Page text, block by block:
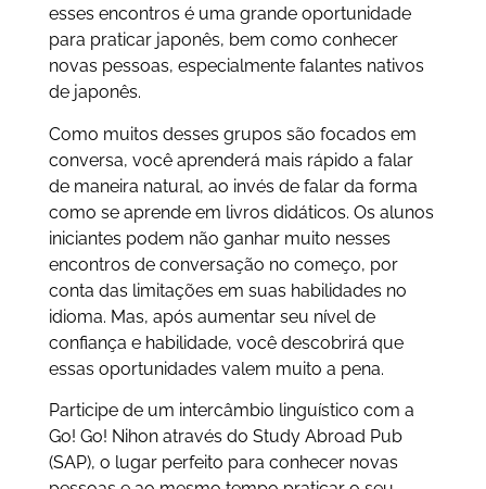
esses encontros é uma grande oportunidade
para praticar japonês, bem como conhecer
novas pessoas, especialmente falantes nativos
de japonês.
Como muitos desses grupos são focados em
conversa, você aprenderá mais rápido a falar
de maneira natural, ao invés de falar da forma
como se aprende em livros didáticos. Os alunos
iniciantes podem não ganhar muito nesses
encontros de conversação no começo, por
conta das limitações em suas habilidades no
idioma. Mas, após aumentar seu nível de
confiança e habilidade, você descobrirá que
essas oportunidades valem muito a pena.
Participe de um intercâmbio linguístico com a
Go! Go! Nihon através do Study Abroad Pub
(SAP), o lugar perfeito para conhecer novas